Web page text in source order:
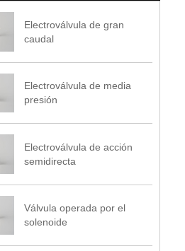
Electroválvula de gran
caudal
Electroválvula de media
presión
Electroválvula de acción
semidirecta
Válvula operada por el
solenoide